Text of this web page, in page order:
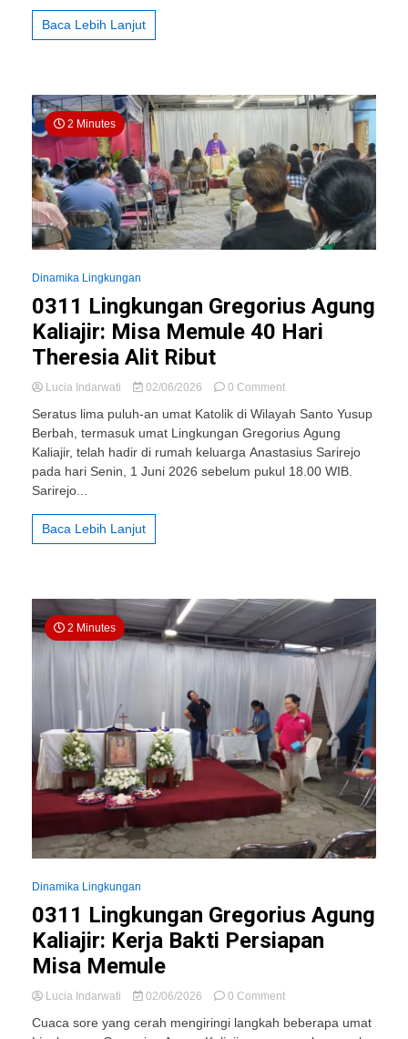
Baca Lebih Lanjut
2 Minutes
Dinamika Lingkungan
0311 Lingkungan Gregorius Agung
Kaliajir: Misa Memule 40 Hari
Theresia Alit Ribut
Lucia Indarwati 02/06/2026 0 Commenton
Lingkungan
Gregorius
Agung
Kaliajir:
Seratus lima puluh-an umat Katolik di Wilayah Santo Yusup
Berbah, termasuk umat Lingkungan Gregorius Agung
Kaliajir, telah hadir di rumah keluarga Anastasius Sarirejo
pada hari Senin, 1 Juni 2026 sebelum pukul 18.00 WIB.
Sarirejo...
Baca Lebih Lanjut
2 Minutes
Dinamika Lingkungan
0311 Lingkungan Gregorius Agung
Kaliajir: Kerja Bakti Persiapan
Misa Memule
Lucia Indarwati 02/06/2026 0 Commenton
Lingkungan
Cuaca sore yang cerah mengiringi langkah beberapa umat